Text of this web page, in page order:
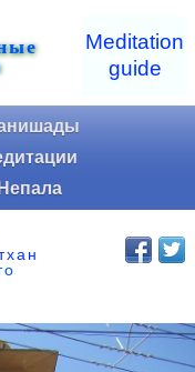
Meditation
guide